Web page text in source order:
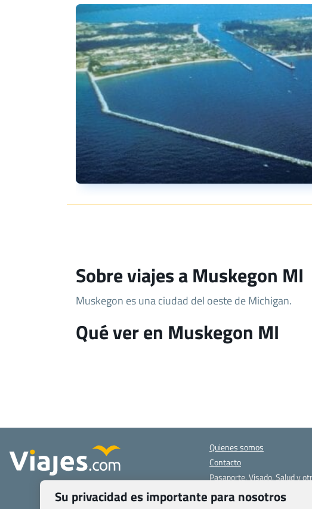
Sobre viajes a Muskegon MI
Muskegon es una ciudad del oeste de Michigan.
Qué ver en Muskegon MI
Quienes somos
Contacto
Pasaporte, Visado, Salud y
Blog de Viajes.com
Su privacidad es importante para nosotros